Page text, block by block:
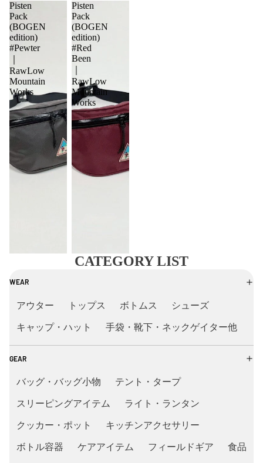
Pisten
Pack
(BOGEN
edition)
#Pewter
RawLow
Mountain
Works
Pisten
Pack
(BOGEN
edition)
#Red
Been
RawLow
Mountain
Works
CATEGORY LIST
WEAR
アウター トップス ボトムス シューズ
キャップ・ハット 手袋・靴下・ネックゲイター他
GEAR
バッグ・バッグ小物 テント・タープ
スリーピングアイテム ライト・ランタン
クッカー・ポット キッチンアクセサリー
ボトル容器 ケアアイテム フィールドギア 食品